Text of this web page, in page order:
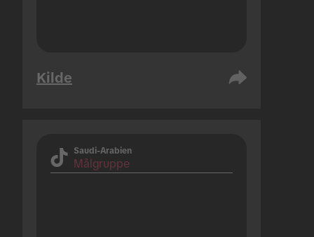
Kilde
Saudi-Arabien
Målgruppe